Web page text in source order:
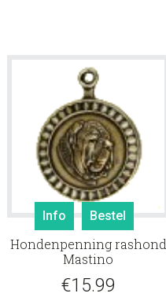
Info Bestel
Hondenpenning rashond
Mastino
€15.99